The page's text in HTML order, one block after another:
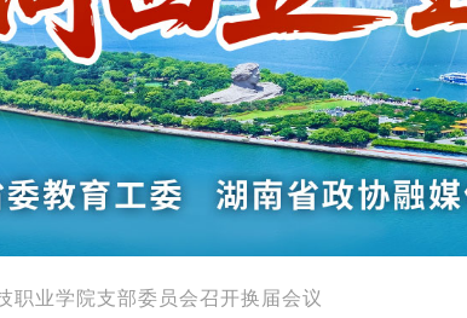
职业学院支部委员会召开换届会议